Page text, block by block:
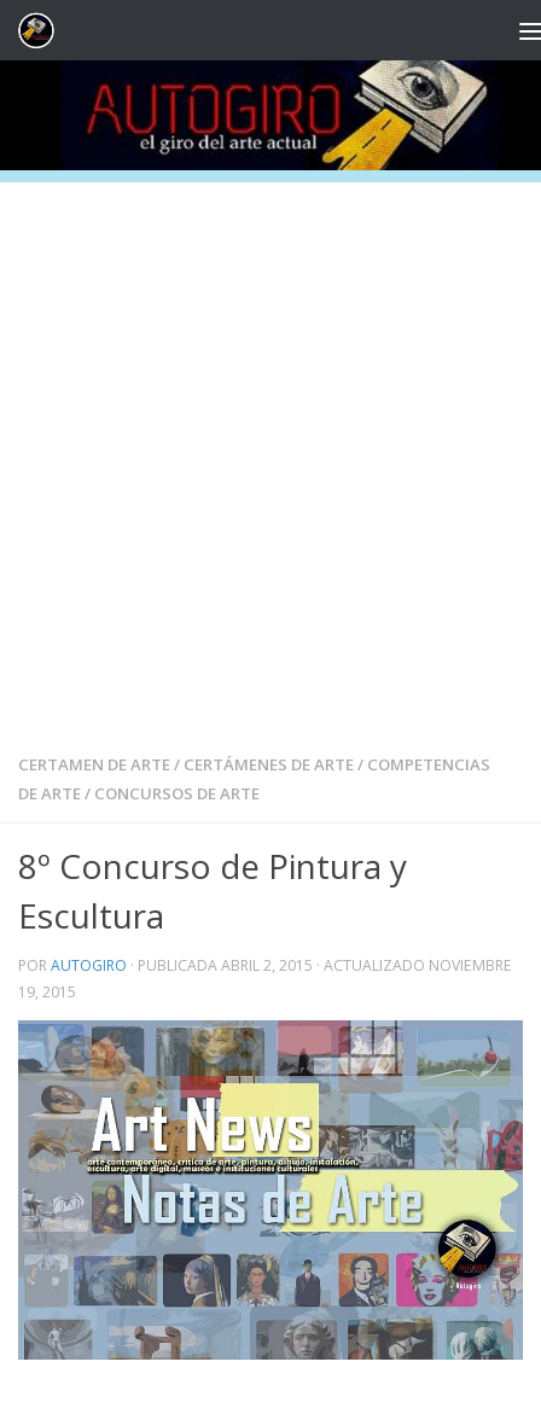
Saltar al contenido
CERTAMEN DE ARTE/ CERTÁMENES DE ARTE/ COMPETENCIAS
DE ARTE/ CONCURSOS DE ARTE
8º Concurso de Pintura y
Escultura
PORAUTOGIRO · PUBLICADAABRIL 2, 2015 · ACTUALIZADO NOVIEMBRE
19, 2015